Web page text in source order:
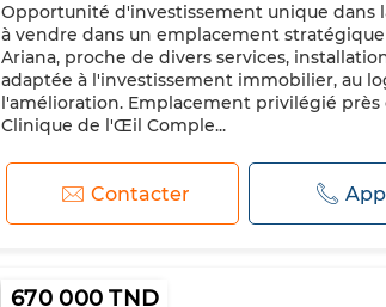
Opportunité d'investissement unique dans
à vendre dans un emplacement
Ariana, proche de divers services,
adaptée à l'investissement immobilier, au
l'amélioration. Emplacement privilégié près
Clinique de l'Œil Comple...
Contacter
670 000 TND